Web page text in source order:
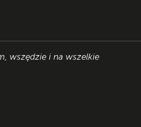
wszędzie i na wszelkie